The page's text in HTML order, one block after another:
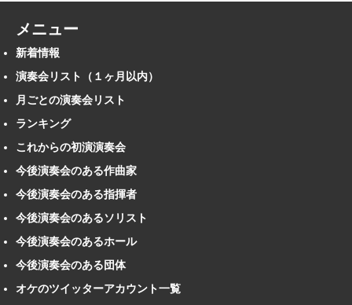
メニュー
新着情報
演奏会リスト（１ヶ月以内）
月ごとの演奏会リスト
ランキング
これからの初演演奏会
今後演奏会のある作曲家
今後演奏会のある指揮者
今後演奏会のあるソリスト
今後演奏会のあるホール
今後演奏会のある団体
オケのツイッターアカウント一覧